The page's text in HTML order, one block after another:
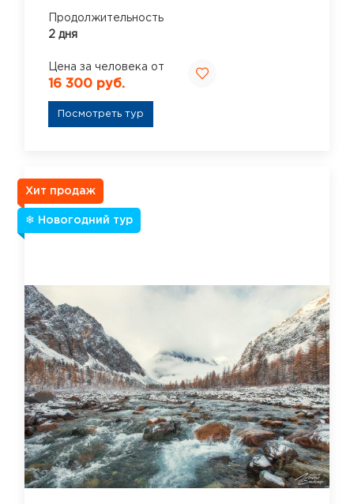
Продолжительность
2 дня
Цена за человека от
16 300 руб.
Посмотреть тур
Хит продаж
❄ Новогодний тур